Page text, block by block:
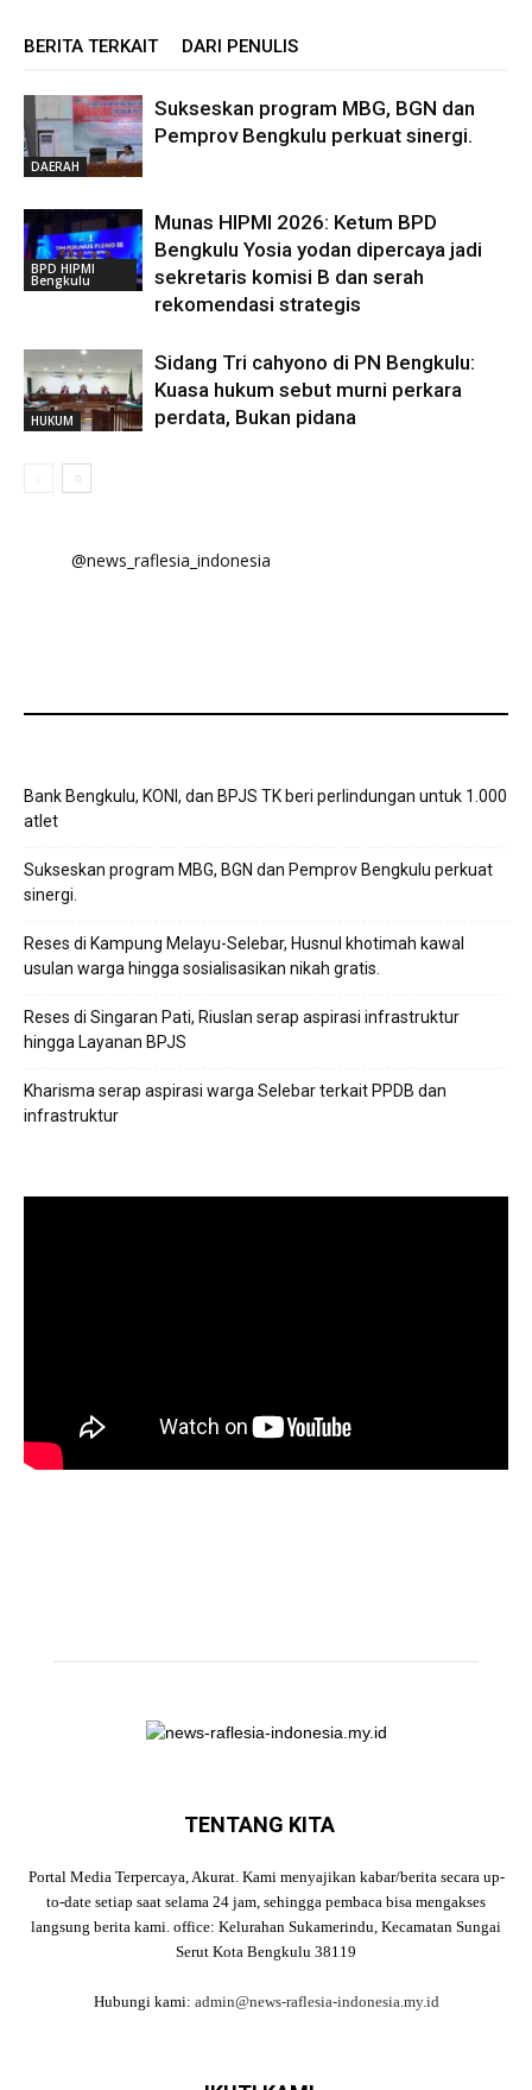
BERITA TERKAIT DARI PENULIS
DAERAH
Sukseskan program MBG, BGN dan
Pemprov Bengkulu perkuat sinergi.
BPD HIPMI
Bengkulu
Munas HIPMI 2026: Ketum BPD
Bengkulu Yosia yodan dipercaya jadi
sekretaris komisi B dan serah
rekomendasi strategis
HUKUM
Sidang Tri cahyono di PN Bengkulu:
Kuasa hukum sebut murni perkara
perdata, Bukan pidana
@news_raflesia_indonesia
Bank Bengkulu, KONI, dan BPJS TK beri perlindungan untuk 1.000
atlet
Sukseskan program MBG, BGN dan Pemprov Bengkulu perkuat
sinergi.
Reses di Kampung Melayu-Selebar, Husnul khotimah kawal
usulan warga hingga sosialisasikan nikah gratis.
Reses di Singaran Pati, Riuslan serap aspirasi infrastruktur
hingga Layanan BPJS
Kharisma serap aspirasi warga Selebar terkait PPDB dan
infrastruktur
TENTANG KITA
Portal Media Terpercaya, Akurat. Kami menyajikan kabar/berita secara up-
to-date setiap saat selama 24 jam, sehingga pembaca bisa mengakses
langsung berita kami. office: Kelurahan Sukamerindu, Kecamatan Sungai
Serut Kota Bengkulu 38119
Hubungi kami: admin@news-raflesia-indonesia.my.id